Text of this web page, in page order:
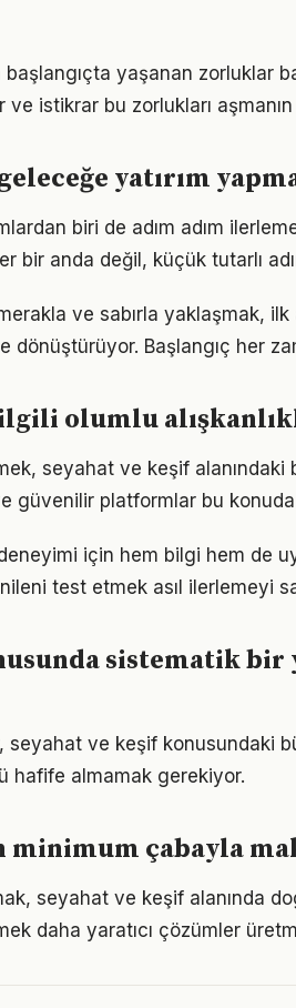
yaşanan zorluklar
istikrar bu zorlukları
yatırım
biri de adım adım
bir anda değil, küçük tutarlı
ve sabırla yaklaşmak, ilk
Başlangıç her
ilgili olumlu
seyahat ve keşif alanındaki
güvenilir platformlar bu
için hem bilgi hem de
test etmek asıl ilerlemeyi
sistematik bir
seyahat ve keşif konusundaki
hafife almamak gerekiyor.
minimum çabayla
seyahat ve keşif alanında
daha yaratıcı çözümler